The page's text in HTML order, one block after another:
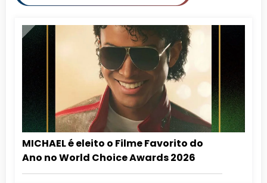
MICHAEL é eleito o Filme Favorito do
Ano no World Choice Awards 2026